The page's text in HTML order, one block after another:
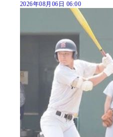
2026年08月06日 06:00